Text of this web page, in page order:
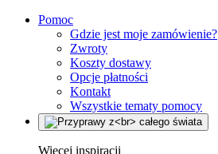
Pomoc
Gdzie jest moje zamówienie?
Zwroty
Koszty dostawy
Opcje płatności
Kontakt
Wszystkie tematy pomocy
Więcej inspiracji